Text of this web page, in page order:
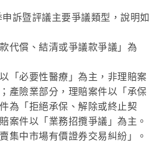
訴暨評議主要爭議類型，說明如
代償、結清或爭議款爭議」為
「必要性醫療」為主，非理賠案
產險業部分，理賠案件以「承保
為「拒絕承保、解除或終止契
案件以「業務招攬爭議」為主。
集中市場有價證券交易糾紛」。